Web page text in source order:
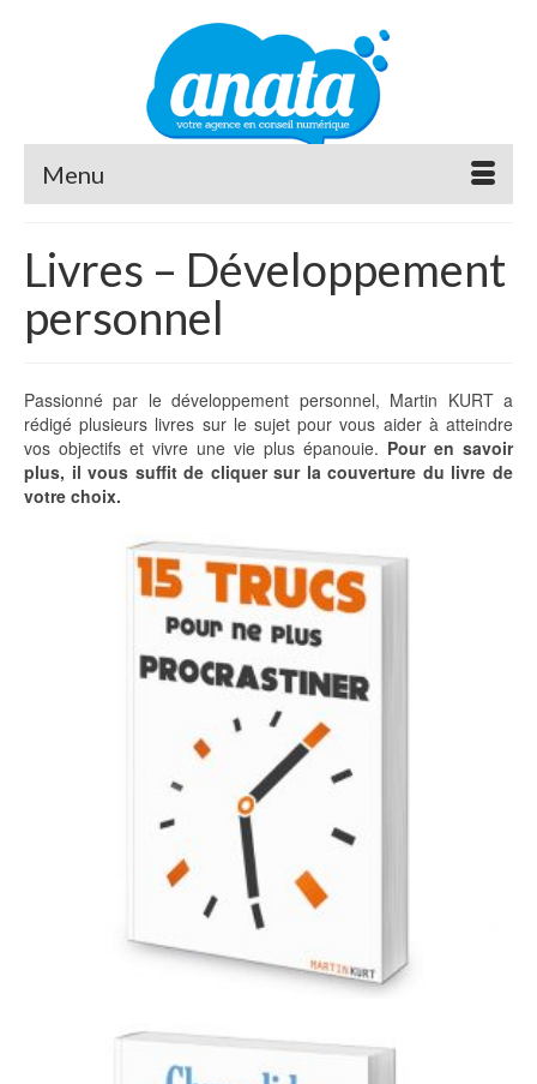
Menu
Livres – Développement
personnel
Passionné par le développement personnel, Martin KURT a
rédigé plusieurs livres sur le sujet pour vous aider à atteindre
vos objectifs et vivre une vie plus épanouie. Pour en savoir
plus, il vous suffit de cliquer sur la couverture du livre de
votre choix.